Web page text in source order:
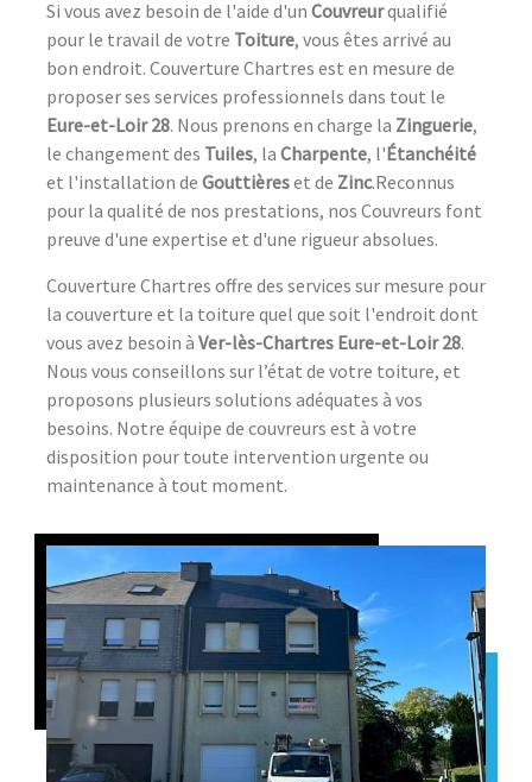
Si vous avez besoin de l'aide d'un Couvreurqualifié
pour le travail de votre Toiture, vous êtes arrivé au
bon endroit. Couverture Chartres est en mesure de
proposer ses services professionnels dans tout le
Eure-et-Loir 28. Nous prenons en charge la Zinguerie,
le changement des Tuiles, la Charpente, l'Étanchéité
et l'installation de Gouttièreset de Zinc.Reconnus
pour la qualité de nos prestations, nos Couvreurs font
preuve d'une expertise et d'une rigueur absolues.
Couverture Chartres offre des services sur mesure pour
la couverture et la toiture quel que soit l'endroit dont
vous avez besoin à Ver-lès-Chartres Eure-et-Loir 28.
Nous vous conseillons sur l’état de votre toiture, et
proposons plusieurs solutions adéquates à vos
besoins. Notre équipe de couvreurs est à votre
disposition pour toute intervention urgente ou
maintenance à tout moment.